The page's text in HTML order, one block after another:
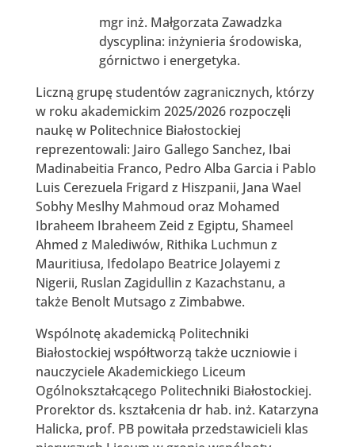
mgr inż. Małgorzata Zawadzka
dyscyplina: inżynieria środowiska,
górnictwo i energetyka.
Liczną grupę studentów zagranicznych, którzy
w roku akademickim 2025/2026 rozpoczęli
naukę w Politechnice Białostockiej
reprezentowali: Jairo Gallego Sanchez, Ibai
Madinabeitia Franco, Pedro Alba Garcia i Pablo
Luis Cerezuela Frigard z Hiszpanii, Jana Wael
Sobhy Meslhy Mahmoud oraz Mohamed
Ibraheem Ibraheem Zeid z Egiptu, Shameel
Ahmed z Malediwów, Rithika Luchmun z
Mauritiusa, Ifedolapo Beatrice Jolayemi z
Nigerii, Ruslan Zagidullin z Kazachstanu, a
także Benolt Mutsago z Zimbabwe.
Wspólnotę akademicką Politechniki
Białostockiej współtworzą także uczniowie i
nauczyciele Akademickiego Liceum
Ogólnokształcącego Politechniki Białostockiej.
Prorektor ds. kształcenia dr hab. inż. Katarzyna
Halicka, prof. PB powitała przedstawicieli klas